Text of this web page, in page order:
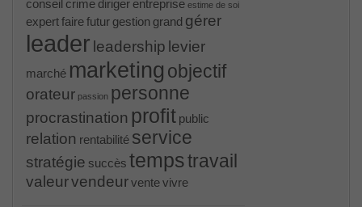
conseil crime diriger entreprise estime de soi
expertfairefutur gestion grand gérer
leader leadership levier
marché marketing objectif
orateur passion personne
procrastination profit public
relation rentabilité service
stratégie succès tempstravail
valeurvendeurventevivre